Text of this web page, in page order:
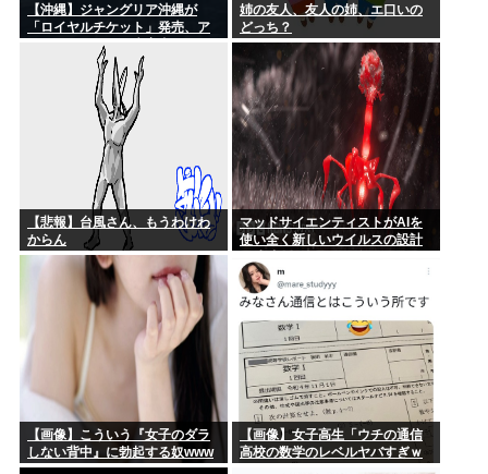
【沖縄】ジャングリア沖縄が
「ロイヤルチケット」発売、ア
トラクションの優先案内などの
特典…大人2万9700円
姉の友人、友人の姉、エ口いの
どっち？
【悲報】台風さん、もうわけわ
からん
マッドサイエンティストがAIを
使い全く新しいウイルスの設計
【画像】こういう『女子のダラ
しない背中』に勃起する奴www
【画像】女子高生「ウチの通信
高校の数学のレベルヤバすぎｗ